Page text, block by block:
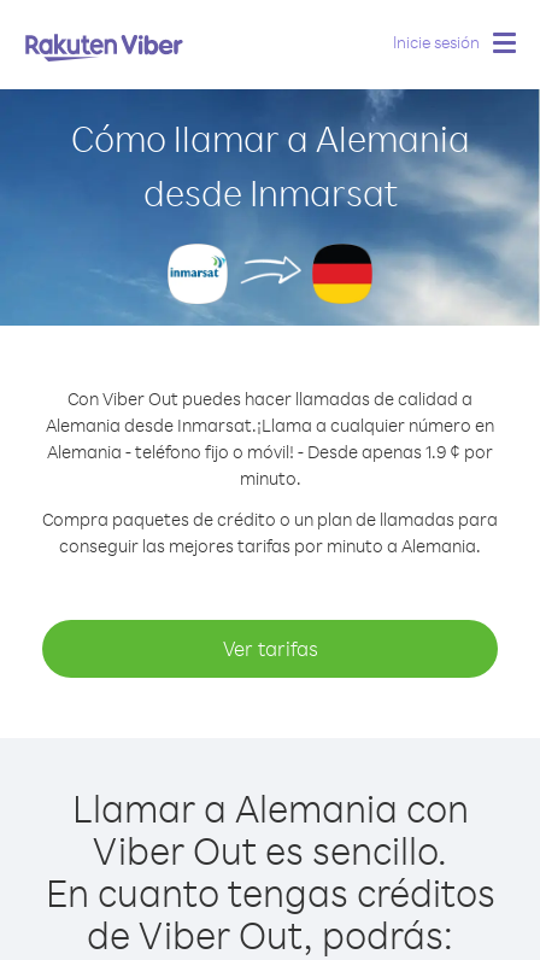
Inicie sesión
Cómo llamar a Alemania
desde Inmarsat
Con Viber Out puedes hacer llamadas de calidad a
Alemania desde Inmarsat.¡Llama a cualquier número en
Alemania - teléfono fijo o móvil! - Desde apenas 1.9 ¢ por
minuto.
Compra paquetes de crédito o un plan de llamadas para
conseguir las mejores tarifas por minuto a Alemania.
Ver tarifas
Llamar a Alemania con
Viber Out es sencillo.
En cuanto tengas créditos
de Viber Out, podrás: